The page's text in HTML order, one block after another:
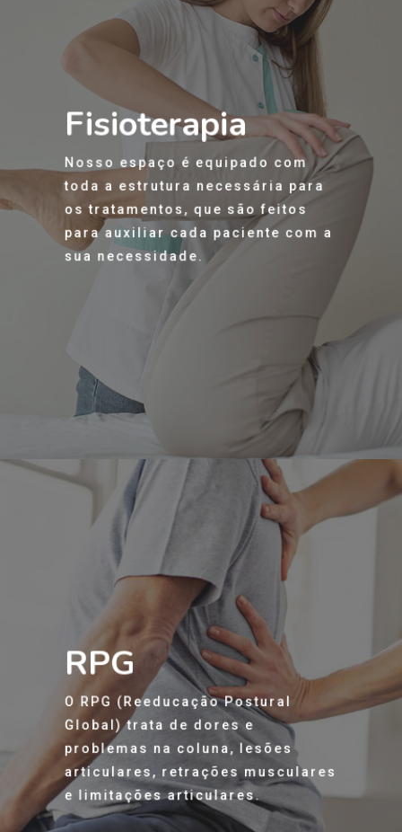
Fisioterapia
Nosso espaço é equipado com
toda a estrutura necessária para
os tratamentos, que são feitos
para auxiliar cada paciente com a
sua necessidade.
RPG
O RPG (Reeducação Postural
Global) trata de dores e
problemas na coluna, lesões
articulares, retrações musculares
e limitações articulares.